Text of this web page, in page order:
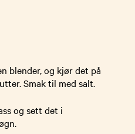
blender, og kjør det på
Smak til med salt.
og sett det i